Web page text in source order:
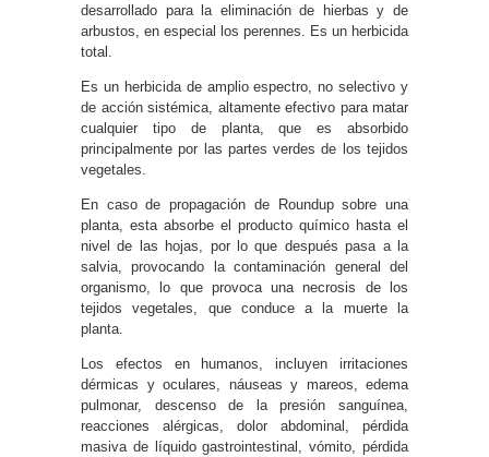
desarrollado para la eliminación de hierbas y de
arbustos, en especial los perennes. Es un herbicida
total.
Es un herbicida de amplio espectro, no selectivo y
de acción sistémica, altamente efectivo para matar
cualquier tipo de planta, que es absorbido
principalmente por las partes verdes de los tejidos
vegetales.
En caso de propagación de Roundup sobre una
planta, esta absorbe el producto químico hasta el
nivel de las hojas, por lo que después pasa a la
salvia, provocando la contaminación general del
organismo, lo que provoca una necrosis de los
tejidos vegetales, que conduce a la muerte la
planta.
Los efectos en humanos, incluyen irritaciones
dérmicas y oculares, náuseas y mareos, edema
pulmonar, descenso de la presión sanguínea,
reacciones alérgicas, dolor abdominal, pérdida
masiva de líquido gastrointestinal, vómito, pérdida